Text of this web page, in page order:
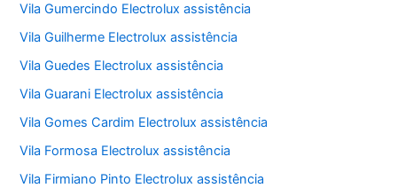
Vila Gumercindo Electrolux assistência
Vila Guilherme Electrolux assistência
Vila Guedes Electrolux assistência
Vila Guarani Electrolux assistência
Vila Gomes Cardim Electrolux assistência
Vila Formosa Electrolux assistência
Vila Firmiano Pinto Electrolux assistência